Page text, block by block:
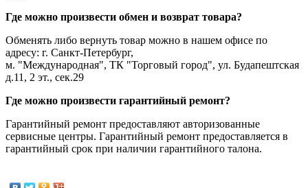
Где можно произвести обмен и возврат товара?
Обменять либо вернуть товар можно в нашем офисе по
адресу: г. Санкт-Петербург,
м. "Международная", ТК "Торговый город", ул. Будапештская
д.11, 2 эт., сек.29
Где можно произвести гарантийный ремонт?
Гарантийный ремонт предоставляют авторизованные
сервисные центры. Гарантийный ремонт предоставляется в
гарантийный срок при наличии гарантийного талона.